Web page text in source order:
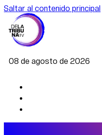
Saltar al contenido principal
08 de agosto de 2026